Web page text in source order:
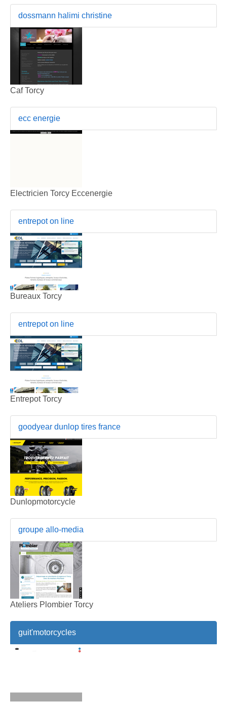
dossmann halimi christine
Caf Torcy
ecc energie
Electricien Torcy Eccenergie
entrepot on line
Bureaux Torcy
entrepot on line
Entrepot Torcy
goodyear dunlop tires france
Dunlopmotorcycle
groupe allo-media
Ateliers Plombier Torcy
guit'motorcycles